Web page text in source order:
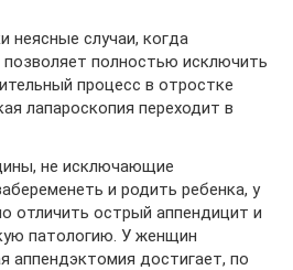
неясные случаи, когда
полностью исключить
процесс в отростке
лапароскопия переходит в
не исключающие
и родить ребенка, у
отличить острый аппендицит и
патологию. У женщин
аппендэктомия достигает, по